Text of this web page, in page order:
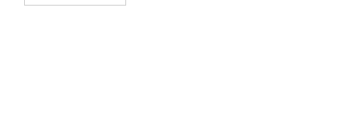
Technical